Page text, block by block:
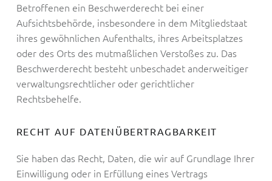
Betroffenen ein Beschwerderecht bei einer
Aufsichtsbehörde, insbesondere in dem Mitgliedstaat
ihres gewöhnlichen Aufenthalts, ihres Arbeitsplatzes
oder des Orts des mutmaßlichen Verstoßes zu. Das
Beschwerderecht besteht unbeschadet anderweitiger
verwaltungsrechtlicher oder gerichtlicher
Rechtsbehelfe.
RECHT AUF DATEN­ÜBERTRAG­BARKEIT
Sie haben das Recht, Daten, die wir auf Grundlage Ihrer
Einwilligung oder in Erfüllung eines Vertrags